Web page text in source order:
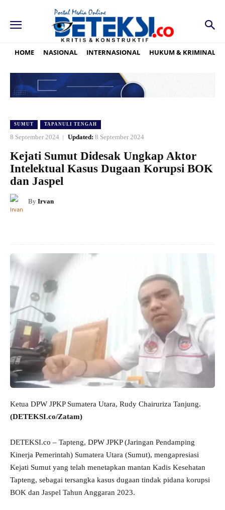
HOME NASIONAL INTERNASIONAL HUKUM & KRIMINAL
SUMUT TAPANULI TENGAH
8 September 2024 Updated: 8 September 2024
Kejati Sumut Didesak Ungkap Aktor
Intelektual Kasus Dugaan Korupsi BOK
dan Jaspel
By Irvan
Ketua DPW JPKP Sumatera Utara, Rudy Chairuriza Tanjung.
(DETEKSI.co/Zatam)
DETEKSI.co – Tapteng, DPW JPKP (Jaringan Pendamping
Kinerja Pemerintah) Sumatera Utara (Sumut), mengapresiasi
Kejati Sumut yang telah menetapkan mantan Kadis Kesehatan
Tapteng, sebagai tersangka kasus dugaan tindak pidana korupsi
BOK dan Jaspel Tahun Anggaran 2023.